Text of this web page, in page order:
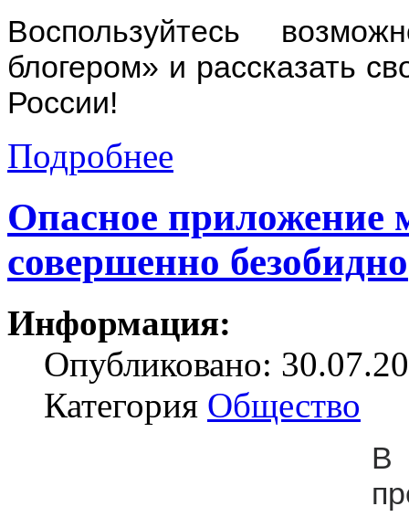
Воспользуйтесь
блогером» и рассказать
России!
Подробнее
Опасное приложение
совершенно безобидно
Информация:
Опубликовано:
Категория Общество
В